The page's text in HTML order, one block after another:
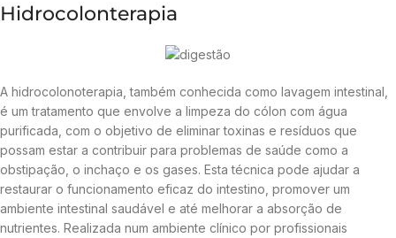
Hidrocolonterapia
A hidrocolonoterapia, também conhecida como lavagem intestinal,
é um tratamento que envolve a limpeza do cólon com água
purificada, com o objetivo de eliminar toxinas e resíduos que
possam estar a contribuir para problemas de saúde como a
obstipação, o inchaço e os gases. Esta técnica pode ajudar a
restaurar o funcionamento eficaz do intestino, promover um
ambiente intestinal saudável e até melhorar a absorção de
nutrientes. Realizada num ambiente clínico por profissionais